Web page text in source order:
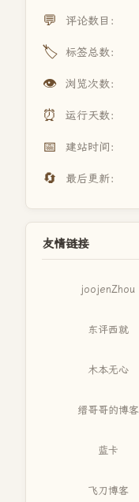
💬 评论数目：
🏷️ 标签总数：
👁️ 浏览次数：
⏰ 运行天数：
📅 建站时间：
🔄 最后更新：
友情链接
joojenZhou
东评西就
木本无心
缙哥哥的博客
蓝卡
飞刀博客